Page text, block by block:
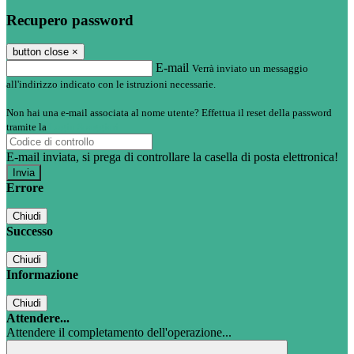
Recupero password
button close ×
E-mail Verrà inviato un messaggio
all'indirizzo indicato con le istruzioni necessarie.
Non hai una e-mail associata al nome utente? Effettua il reset della password
tramite la
E-mail inviata, si prega di controllare la casella di posta elettronica!
Errore
Chiudi
Successo
Chiudi
Informazione
Chiudi
Attendere...
Attendere il completamento dell'operazione...